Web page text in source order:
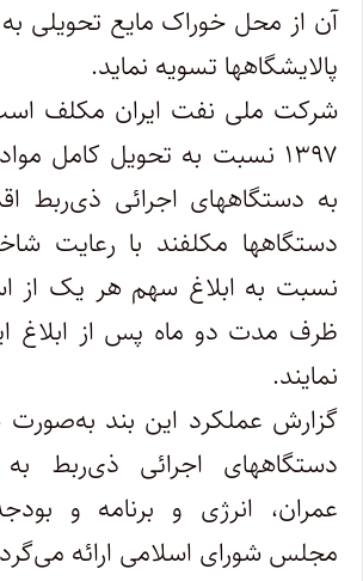
آن از محل خوراک مایع تحویلی
پالایشگاهها تسویه نماید.
شرکت ملی نفت ایران مکلف
به دستگاههای اجرائی ذی‌ربط
دستگاهها مکلفند با رعایت
نسبت به ابلاغ سهم هر یک از
ظرف مدت دو ماه پس از ابلاغ
نمایند.
گزارش عملکرد این بند
دستگاههای اجرائی ذی‌ربط
عمران، انرژی و برنامه و
مجلس شورای اسلامی ارائه